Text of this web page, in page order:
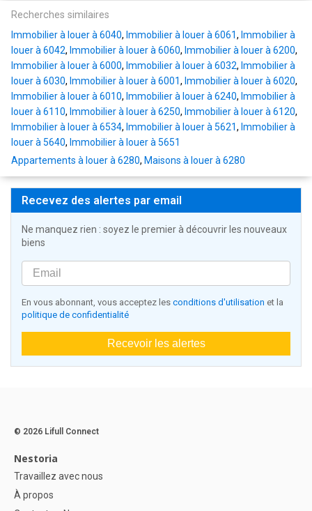
Recherches similaires
Immobilier à louer à 6040, Immobilier à louer à 6061, Immobilier à
louer à 6042, Immobilier à louer à 6060, Immobilier à louer à 6200,
Immobilier à louer à 6000, Immobilier à louer à 6032, Immobilier à
louer à 6030, Immobilier à louer à 6001, Immobilier à louer à 6020,
Immobilier à louer à 6010, Immobilier à louer à 6240, Immobilier à
louer à 6110, Immobilier à louer à 6250, Immobilier à louer à 6120,
Immobilier à louer à 6534, Immobilier à louer à 5621, Immobilier à
louer à 5640, Immobilier à louer à 5651
Appartements à louer à 6280, Maisons à louer à 6280
Recevez des alertes par email
Ne manquez rien : soyez le premier à découvrir les nouveaux
biens
En vous abonnant, vous acceptez les conditions d'utilisation et la
politique de confidentialité
Recevoir les alertes
© 2026 Lifull Connect
Nestoria
Travaillez avec nous
À propos